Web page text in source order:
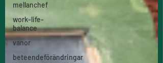
mellanchef
work-life-
balance
vanor
beteendeförändringar